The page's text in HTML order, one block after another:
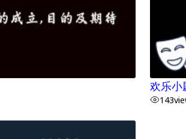
欢乐小
143